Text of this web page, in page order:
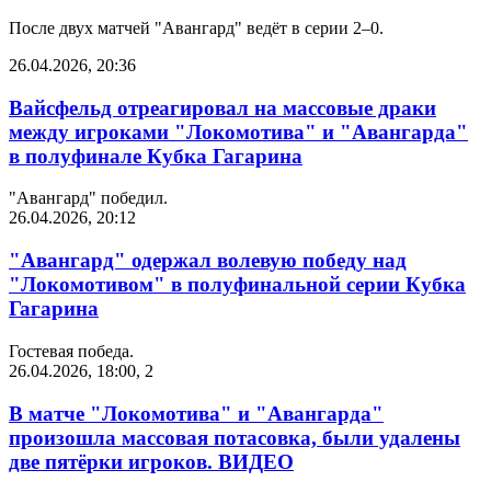
После двух матчей "Авангард" ведёт в серии 2–0.
26.04.2026, 20:36
Вайсфельд отреагировал на массовые драки
между игроками "Локомотива" и "Авангарда"
в полуфинале Кубка Гагарина
"Авангард" победил.
26.04.2026, 20:12
"Авангард" одержал волевую победу над
"Локомотивом" в полуфинальной серии Кубка
Гагарина
Гостевая победа.
26.04.2026, 18:00, 2
В матче "Локомотива" и "Авангарда"
произошла массовая потасовка, были удалены
две пятёрки игроков. ВИДЕО